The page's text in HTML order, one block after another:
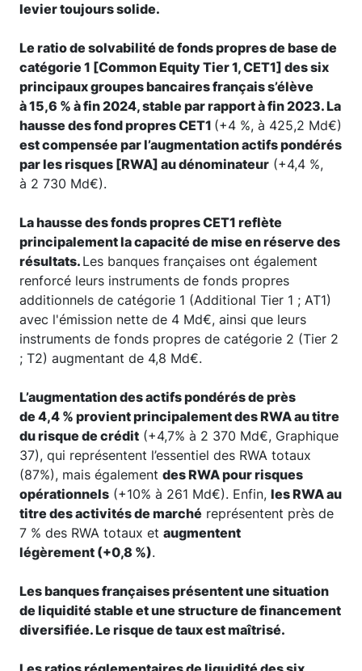
levier toujours solide.
Le ratio de solvabilité de fonds propres de base de
catégorie 1 [Common Equity Tier 1, CET1] des six
principaux groupes bancaires français s’élève
à 15,6 % à fin 2024, stable par rapport à fin 2023. La
hausse des fond propres CET1 (+4 %, à 425,2 Md€)
est compensée par l’augmentation actifs pondérés
par les risques [RWA] au dénominateur (+4,4 %,
à 2 730 Md€).
La hausse des fonds propres CET1 reflète
principalement la capacité de mise en réserve des
résultats. Les banques françaises ont également
renforcé leurs instruments de fonds propres
additionnels de catégorie 1 (Additional Tier 1 ; AT1)
avec l'émission nette de 4 Md€, ainsi que leurs
instruments de fonds propres de catégorie 2 (Tier 2
; T2) augmentant de 4,8 Md€.
L’augmentation des actifs pondérés de près
de 4,4 % provient principalement des RWA au titre
du risque de crédit (+4,7% à 2 370 Md€, Graphique
37), qui représentent l’essentiel des RWA totaux
(87%), mais également des RWA pour risques
opérationnels (+10% à 261 Md€). Enfin, les RWA au
titre des activités de marché représentent près de
7 % des RWA totaux et augmentent
légèrement (+0,8 %).
Les banques françaises présentent une situation
de liquidité stable et une structure de financement
diversifiée. Le risque de taux est maîtrisé.